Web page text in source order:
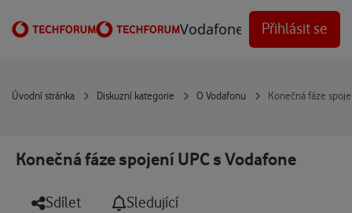
Vodafone Techforum
Přihlásit se
Úvodní stránka Diskuzní kategorie O Vodafonu Konečná fáze
Konečná fáze spojení UPC s Vodafone
Sdílet Sledující